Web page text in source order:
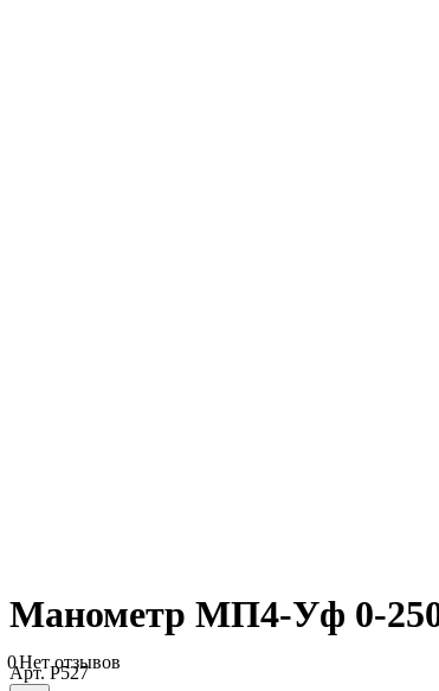
Манометр МП4-Уф 0-
0Нет отзывов
Арт.P527